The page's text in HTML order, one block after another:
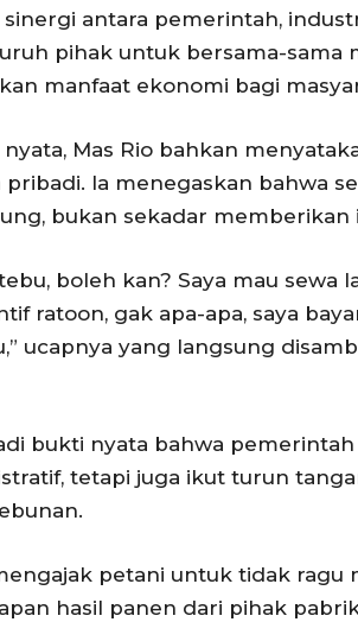
antara pemerintah,
pihak untuk bersama-sama
manfaat ekonomi bagi
Mas Rio bahkan
Ia menegaskan bahwa
bukan sekadar memberikan
boleh kan? Saya mau sewa
ratoon, gak apa-apa, saya
ucapnya yang langsung
bukti nyata bahwa
tetapi juga ikut turun
petani untuk tidak ragu
hasil panen dari pihak